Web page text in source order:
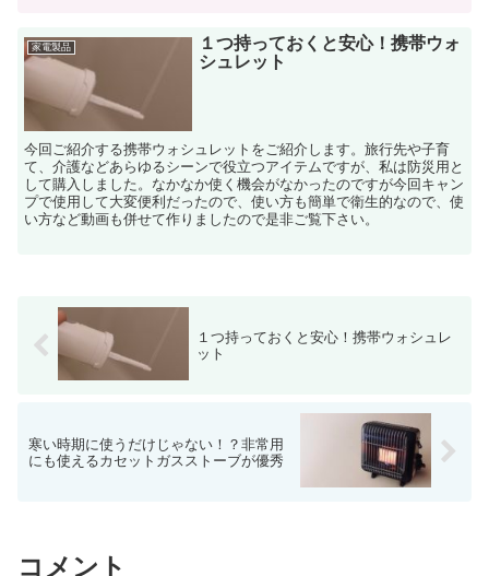
家電製品
１つ持っておくと安心！携帯ウォ
シュレット
今回ご紹介する携帯ウォシュレットをご紹介します。旅行先や子育
て、介護などあらゆるシーンで役立つアイテムですが、私は防災用と
して購入しました。なかなか使く機会がなかったのですが今回キャン
プで使用して大変便利だったので、使い方も簡単で衛生的なので、使
い方など動画も併せて作りましたので是非ご覧下さい。
１つ持っておくと安心！携帯ウォシュレ
ット
寒い時期に使うだけじゃない！？非常用
にも使えるカセットガスストーブが優秀
コメント